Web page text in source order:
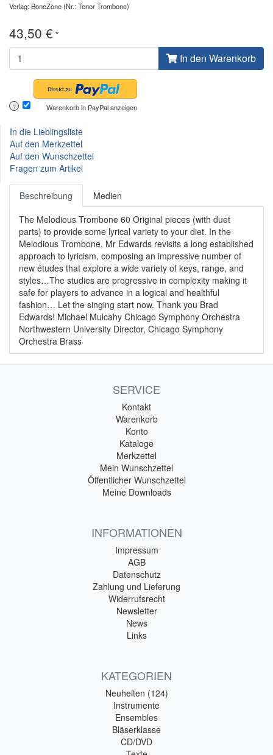
Verlag: BoneZone(Nr.: Tenor Trombone)
43,50 € *
In den Warenkorb
? Warenkorb in PayPal anzeigen
In die Lieblingsliste
Auf den Merkzettel
Auf den Wunschzettel
Fragen zum Artikel
Beschreibung
Medien
The Melodious Trombone 60 Original pieces (with duet
parts) to provide some lyrical variety to your diet. In the
Melodious Trombone, Mr Edwards revisits a long established
approach to lyricism, composing an impressive number of
new études that explore a wide variety of keys, range, and
styles…The studies are progressive in complexity making it
safe for players to advance in a logical and healthful
fashion… Let the singing start now. Thank you Brad
Edwards! Michael Mulcahy Chicago Symphony Orchestra
Northwestern University Director, Chicago Symphony
Orchestra Brass
SERVICE
Kontakt
Warenkorb
Konto
Kataloge
Merkzettel
Mein Wunschzettel
Öffentlicher Wunschzettel
Meine Downloads
INFORMATIONEN
Impressum
AGB
Datenschutz
Zahlung und Lieferung
Widerrufsrecht
Newsletter
News
Links
KATEGORIEN
Neuheiten (124)
Instrumente
Ensembles
Bläserklasse
CD/DVD